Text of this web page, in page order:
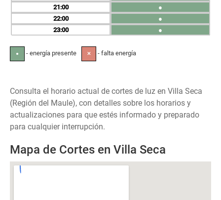
21
22
23
●
●
●
● - energía presente ✕ - falta energía
Consulta el horario actual de cortes de luz en Villa Seca
(Región del Maule), con detalles sobre los horarios y
actualizaciones para que estés informado y preparado
para cualquier interrupción.
Mapa de Cortes en Villa Seca